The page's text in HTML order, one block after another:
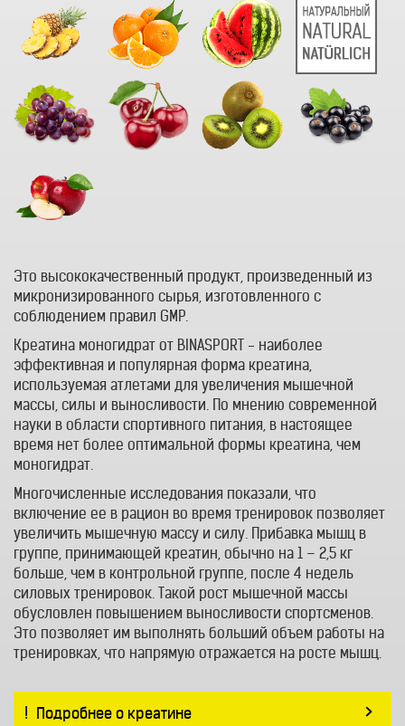
Это высококачественный продукт, произведенный из
микронизированного сырья, изготовленного с
соблюдением правил GMP.
Креатина моногидрат от BINASPORT - наиболее
эффективная и популярная форма креатина,
используемая атлетами для увеличения мышечной
массы, силы и выносливости. По мнению современной
науки в области спортивного питания, в настоящее
время нет более оптимальной формы креатина, чем
моногидрат.
Многочисленные исследования показали, что
включение ее в рацион во время тренировок позволяет
увеличить мышечную массу и силу. Прибавка мышц в
группе, принимающей креатин, обычно на 1 – 2,5 кг
больше, чем в контрольной группе, после 4 недель
силовых тренировок. Такой рост мышечной массы
обусловлен повышением выносливости спортсменов.
Это позволяет им выполнять больший объем работы на
тренировках, что напрямую отражается на росте мышц.
Подробнее о креатине >